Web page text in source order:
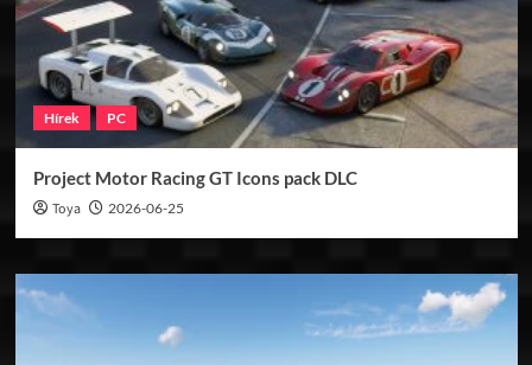
Hírek PC
Project Motor Racing GT Icons pack DLC
Toya 2026-06-25